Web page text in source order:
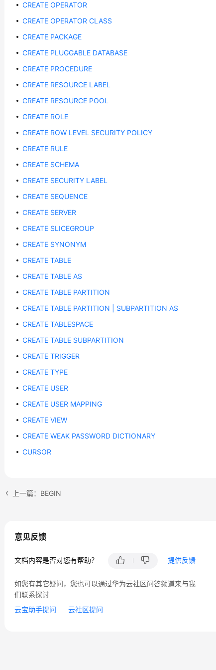
CREATE OPERATOR
CREATE OPERATOR CLASS
CREATE PACKAGE
CREATE PLUGGABLE DATABASE
CREATE PROCEDURE
CREATE RESOURCE LABEL
CREATE RESOURCE POOL
CREATE ROLE
CREATE ROW LEVEL SECURITY POLICY
CREATE RULE
CREATE SCHEMA
CREATE SECURITY LABEL
CREATE SEQUENCE
CREATE SERVER
CREATE SLICEGROUP
CREATE SYNONYM
CREATE TABLE
CREATE TABLE AS
CREATE TABLE PARTITION
CREATE TABLE PARTITION | SUBPARTITION AS
CREATE TABLESPACE
CREATE TABLE SUBPARTITION
CREATE TRIGGER
CREATE TYPE
CREATE USER
CREATE USER MAPPING
CREATE VIEW
CREATE WEAK PASSWORD DICTIONARY
CURSOR
上一篇：BEGIN
意见反馈
文档内容是否对您有帮助？ 提供反馈
如您有其它疑问，您也可以通过华为云社区问答频道来与我
们联系探讨
云宝助手提问
云社区提问